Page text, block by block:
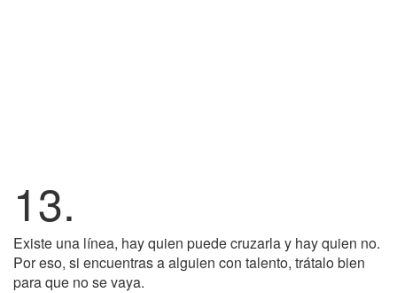
13.
Existe una línea, hay quien puede cruzarla y hay quien no.
Por eso, si encuentras a alguien con talento, trátalo bien
para que no se vaya.